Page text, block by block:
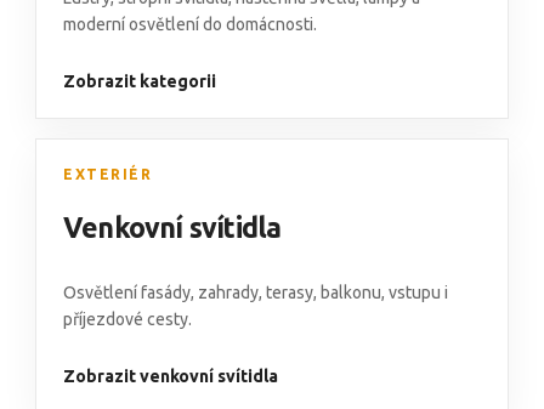
moderní osvětlení do domácnosti.
Zobrazit kategorii
EXTERIÉR
Venkovní svítidla
Osvětlení fasády, zahrady, terasy, balkonu, vstupu i
příjezdové cesty.
Zobrazit venkovní svítidla